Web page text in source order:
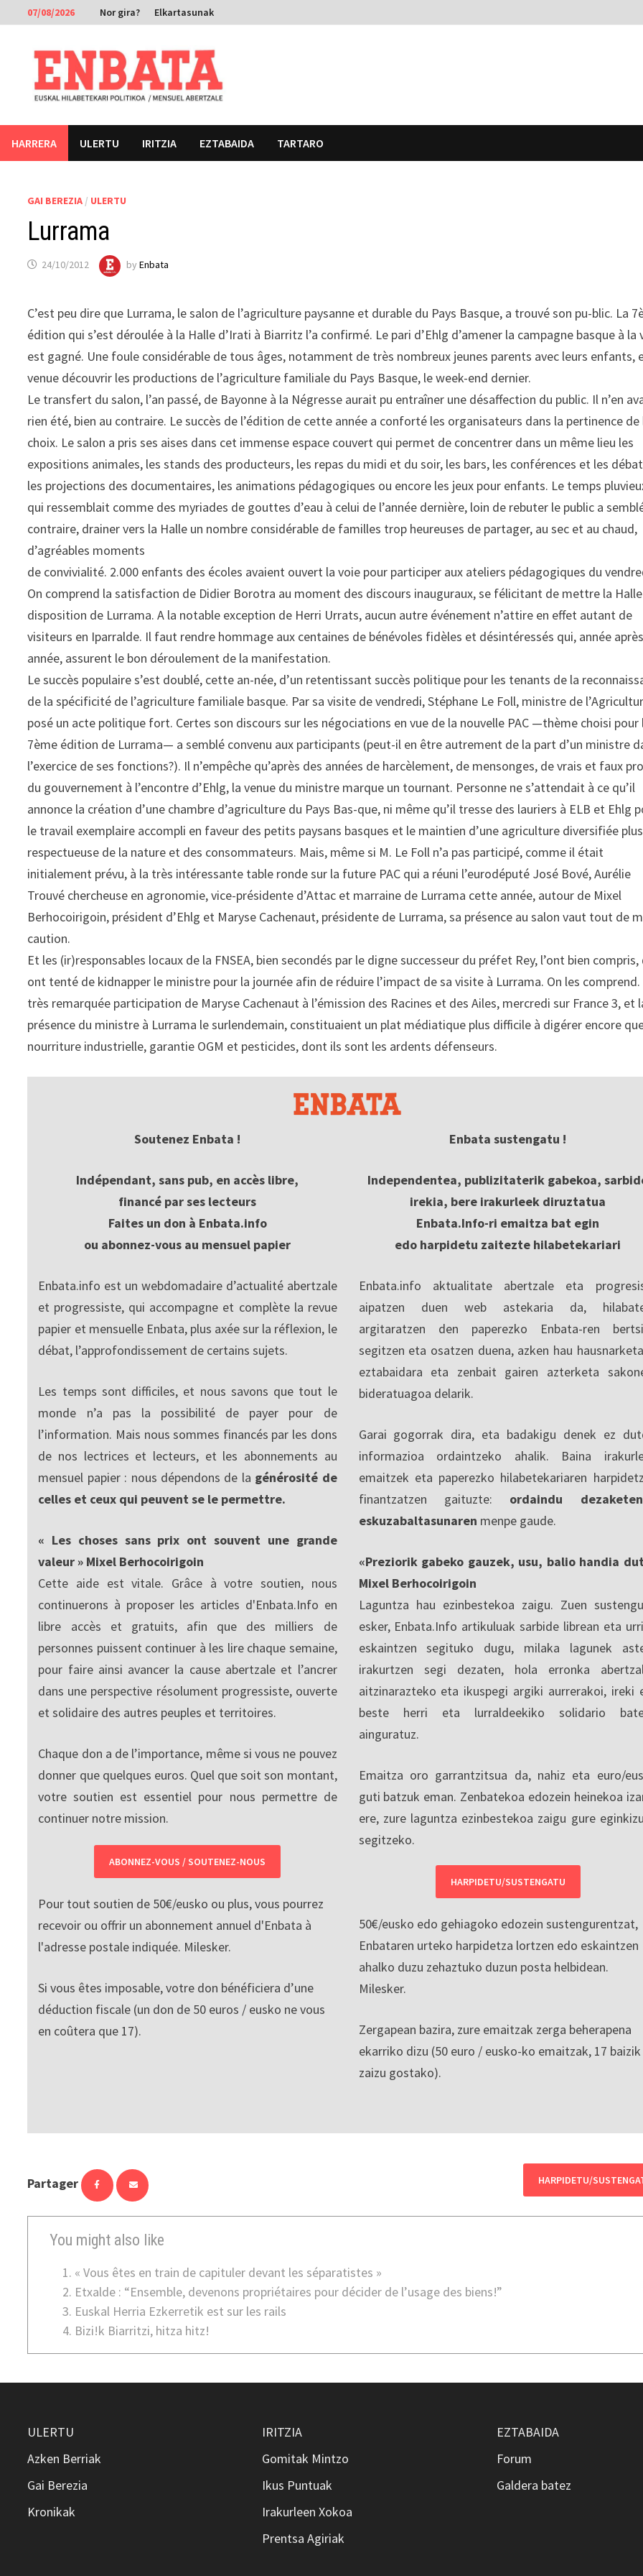
to
content
07/08/2026 Nor gira? Elkartasunak
HARRERA ULERTU IRITZIA EZTABAIDA TARTARO
GAI BEREZIA / ULERTU
Lurrama
24/10/2012 byEnbata
C’est peu dire que Lurrama, le salon de l’agriculture paysanne et durable du Pays Basque, a trouvé son pu-blic. La
édition qui s’est déroulée à la Halle d’Irati à Biarritz l’a confirmé. Le pari d’Ehlg d’amener la campagne basque à la
est gagné. Une foule considérable de tous âges, notamment de très nombreux jeunes parents avec leurs enfants,
venue découvrir les productions de l’agriculture familiale du Pays Basque, le week-end dernier.
Le transfert du salon, l’an passé, de Bayonne à la Négresse aurait pu entraîner une désaffection du public. Il n’en
rien été, bien au contraire. Le succès de l’édition de cette année a conforté les organisateurs dans la pertinence de
choix. Le salon a pris ses aises dans cet immense espace couvert qui permet de concentrer dans un même lieu les
expositions animales, les stands des producteurs, les repas du midi et du soir, les bars, les conférences et les
les projections des documentaires, les animations pédagogiques ou encore les jeux pour enfants. Le temps
qui ressemblait comme des myriades de gouttes d’eau à celui de l’année dernière, loin de rebuter le public a
contraire, drainer vers la Halle un nombre considérable de familles trop heureuses de partager, au sec et au chaud,
d’agréables moments
de convivialité. 2.000 enfants des écoles avaient ouvert la voie pour participer aux ateliers pédagogiques du
On comprend la satisfaction de Didier Borotra au moment des discours inauguraux, se félicitant de mettre la
disposition de Lurrama. A la notable exception de Herri Urrats, aucun autre événement n’attire en effet autant de
visiteurs en Iparralde. Il faut rendre hommage aux centaines de bénévoles fidèles et désintéressés qui, année après
année, assurent le bon déroulement de la manifestation.
Le succès populaire s’est doublé, cette an-née, d’un retentissant succès politique pour les tenants de la
de la spécificité de l’agriculture familiale basque. Par sa visite de vendredi, Stéphane Le Foll, ministre de
posé un acte politique fort. Certes son discours sur les négociations en vue de la nouvelle PAC —thème choisi pour
7ème édition de Lurrama— a semblé convenu aux participants (peut-il en être autrement de la part d’un ministre
l’exercice de ses fonctions?). Il n’empêche qu’après des années de harcèlement, de mensonges, de vrais et faux
du gouvernement à l’encontre d’Ehlg, la venue du ministre marque un tournant. Personne ne s’attendait à ce qu’il
annonce la création d’une chambre d’agriculture du Pays Bas-que, ni même qu’il tresse des lauriers à ELB et Ehlg
le travail exemplaire accompli en faveur des petits paysans basques et le maintien d’une agriculture diversifiée plus
respectueuse de la nature et des consommateurs. Mais, même si M. Le Foll n’a pas participé, comme il était
initialement prévu, à la très intéressante table ronde sur la future PAC qui a réuni l’eurodéputé José Bové, Aurélie
Trouvé chercheuse en agronomie, vice-présidente d’Attac et marraine de Lurrama cette année, autour de Mixel
Berhocoirigoin, président d’Ehlg et Maryse Cachenaut, présidente de Lurrama, sa présence au salon vaut tout de
caution.
Et les (ir)responsables locaux de la FNSEA, bien secondés par le digne successeur du préfet Rey, l’ont bien compris,
ont tenté de kidnapper le ministre pour la journée afin de réduire l’impact de sa visite à Lurrama. On les comprend.
très remarquée participation de Maryse Cachenaut à l’émission des Racines et des Ailes, mercredi sur France 3, et
présence du ministre à Lurrama le surlendemain, constituaient un plat médiatique plus difficile à digérer encore
nourriture industrielle, garantie OGM et pesticides, dont ils sont les ardents défenseurs.
Soutenez Enbata !
Indépendant, sans pub, en accès libre,
financé par ses lecteurs
Faites un don à Enbata.info
ou abonnez-vous au mensuel papier
Enbata.info est un webdomadaire d’actualité abertzale
et progressiste, qui accompagne et complète la revue
papier et mensuelle Enbata, plus axée sur la réflexion, le
débat, l’approfondissement de certains sujets.
Les temps sont difficiles, et nous savons que tout le
monde n’a pas la possibilité de payer pour de
l’information. Mais nous sommes financés par les dons
de nos lectrices et lecteurs, et les abonnements au
mensuel papier : nous dépendons de la générosité de
celles et ceux qui peuvent se le permettre.
« Les choses sans prix ont souvent une grande
valeur » Mixel Berhocoirigoin
Cette aide est vitale. Grâce à votre soutien, nous
continuerons à proposer les articles d'Enbata.Info en
libre accès et gratuits, afin que des milliers de
personnes puissent continuer à les lire chaque semaine,
pour faire ainsi avancer la cause abertzale et l’ancrer
dans une perspective résolument progressiste, ouverte
et solidaire des autres peuples et territoires.
Chaque don a de l’importance, même si vous ne pouvez
donner que quelques euros. Quel que soit son montant,
votre soutien est essentiel pour nous permettre de
continuer notre mission.
ABONNEZ-VOUS / SOUTENEZ-NOUS
Pour tout soutien de 50€/eusko ou plus, vous pourrez
recevoir ou offrir un abonnement annuel d'Enbata à
l'adresse postale indiquée. Milesker.
Si vous êtes imposable, votre don bénéficiera d’une
déduction fiscale (un don de 50 euros / eusko ne vous
en coûtera que 17).
Enbata sustengatu !
Independentea, publizitaterik gabekoa,
irekia, bere irakurleek diruztatua
Enbata.Info-ri emaitza bat egin
edo harpidetu zaitezte hilabetekariari
Enbata.info aktualitate abertzale eta
aipatzen duen web astekaria da,
argitaratzen den paperezko Enbata-ren
segitzen eta osatzen duena, azken hau
eztabaidara eta zenbait gairen azterketa
bideratuagoa delarik.
Garai gogorrak dira, eta badakigu denek ez
informazioa ordaintzeko ahalik. Baina
emaitzek eta paperezko hilabetekariaren
finantzatzen gaituzte: ordaindu
eskuzabaltasunaren menpe gaude.
«Preziorik gabeko gauzek, usu, balio handia
Mixel Berhocoirigoin
Laguntza hau ezinbestekoa zaigu. Zuen
esker, Enbata.Info artikuluak sarbide librean eta
eskaintzen segituko dugu, milaka lagunek
irakurtzen segi dezaten, hola erronka
aitzinarazteko eta ikuspegi argiki aurrerakoi, ireki
beste herri eta lurraldeekiko solidario
ainguratuz.
Emaitza oro garrantzitsua da, nahiz eta euro/
guti batzuk eman. Zenbatekoa edozein heinekoa
ere, zure laguntza ezinbestekoa zaigu gure
segitzeko.
HARPIDETU/SUSTENGATU
50€/eusko edo gehiagoko edozein sustengurentzat,
Enbataren urteko harpidetza lortzen edo eskaintzen
ahalko duzu zehaztuko duzun posta helbidean.
Milesker.
Zergapean bazira, zure emaitzak zerga beherapena
ekarriko dizu (50 euro / eusko-ko emaitzak, 17 baizik
zaizu gostako).
Partager HARPIDETU/
You might also like
« Vous êtes en train de capituler devant les séparatistes »
Etxalde : “Ensemble, devenons propriétaires pour décider de l’usage des biens!”
Euskal Herria Ezkerretik est sur les rails
Bizi!k Biarritzi, hitza hitz!
ULERTU
Azken Berriak
Gai Berezia
Kronikak
IRITZIA
Gomitak Mintzo
Ikus Puntuak
Irakurleen Xokoa
Prentsa Agiriak
EZTABAIDA
Forum
Galdera batez